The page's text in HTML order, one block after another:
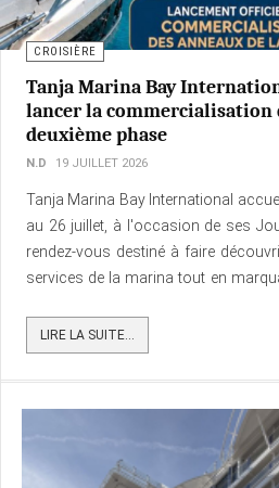
touristique et ambitionne de
mondiale à l'horizon de la Coupe
croisière apparaît comme l'un
prometteurs, mais aussi les moins
LIRE LA SUITE...